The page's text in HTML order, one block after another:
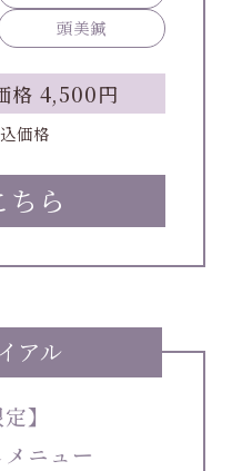
格 4,500円
価格
ちら
頭美鍼
アル
】
ニュー